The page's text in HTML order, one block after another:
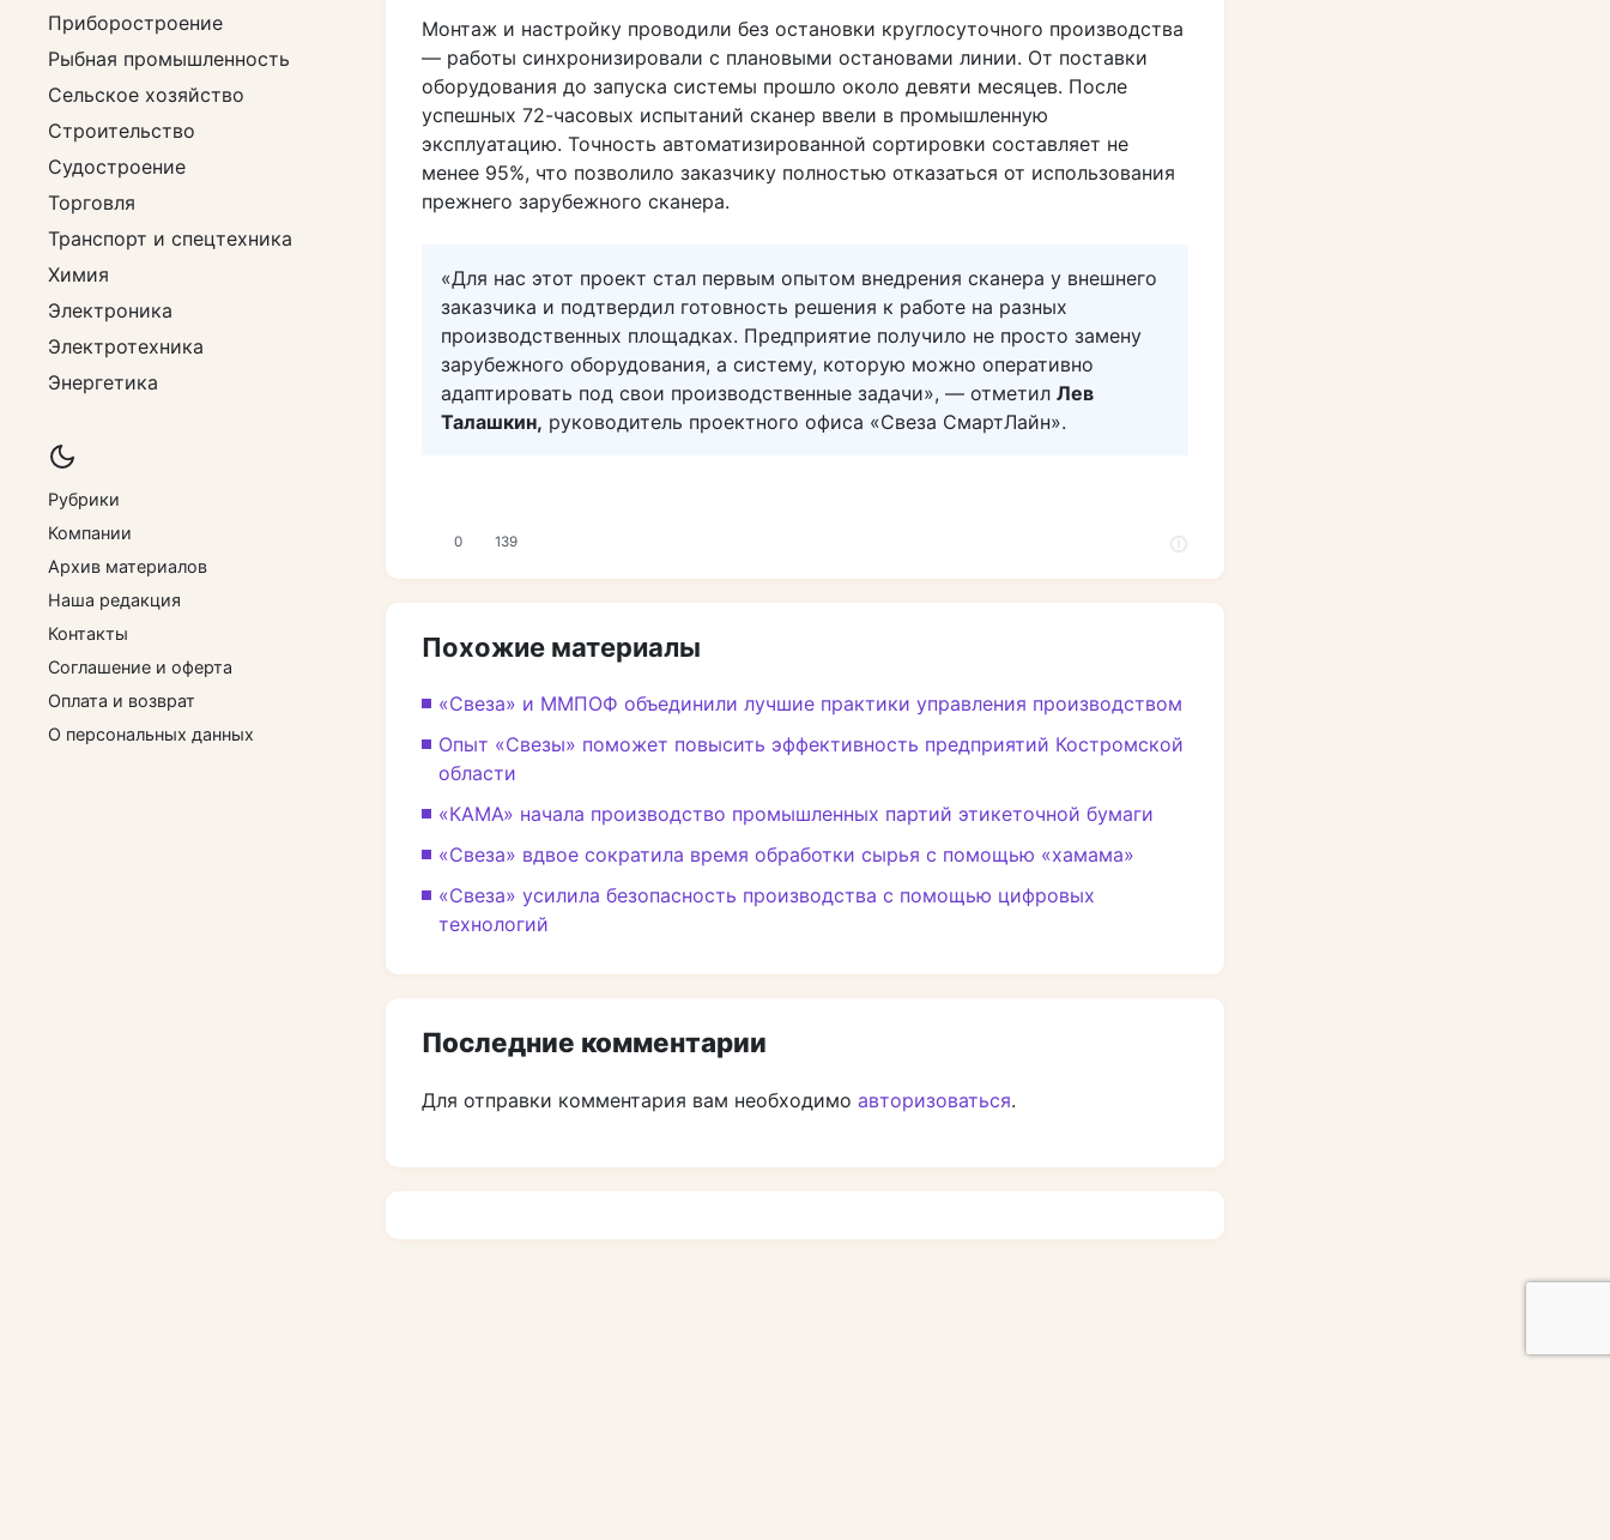
Монтаж и настройку проводили без остановки круглосуточного производства
— работы синхронизировали с плановыми остановами линии. От поставки
оборудования до запуска системы прошло около девяти месяцев. После
успешных 72-часовых испытаний сканер ввели в промышленную
эксплуатацию. Точность автоматизированной сортировки составляет не
менее 95%, что позволило заказчику полностью отказаться от использования
прежнего зарубежного сканера.
«Для нас этот проект стал первым опытом внедрения сканера у внешнего
заказчика и подтвердил готовность решения к работе на разных
производственных площадках. Предприятие получило не просто замену
зарубежного оборудования, а систему, которую можно оперативно
адаптировать под свои производственные задачи», — отметил Лев
Талашкин, руководитель проектного офиса «Свеза СмартЛайн».
0 139
Похожие материалы
«Свеза» и ММПОФ объединили лучшие практики управления производством
Опыт «Свезы» поможет повысить эффективность предприятий Костромской
области
«КАМА» начала производство промышленных партий этикеточной бумаги
«Свеза» вдвое сократила время обработки сырья с помощью «хамама»
«Свеза» усилила безопасность производства с помощью цифровых
технологий
Последние комментарии
Для отправки комментария вам необходимо авторизоваться.
Приборостроение
Рыбная промышленность
Сельское хозяйство
Строительство
Судостроение
Торговля
Транспорт и спецтехника
Химия
Электроника
Электротехника
Энергетика
Рубрики
Компании
Архив материалов
Наша редакция
Контакты
Соглашение и оферта
Оплата и возврат
О персональных данных